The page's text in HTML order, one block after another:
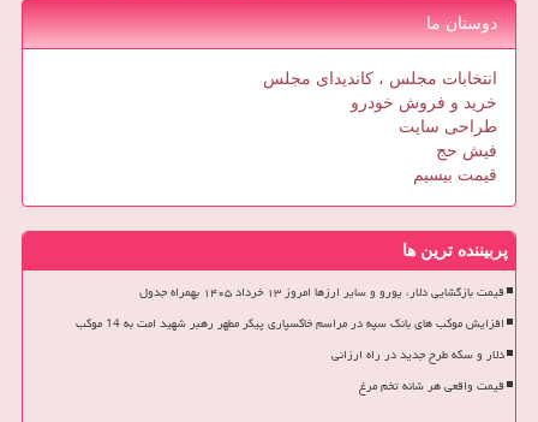
دوستان ما
انتخابات مجلس ، کاندیدای مجلس
خرید و فروش خودرو
طراحی سایت
فیش حج
قیمت بیسیم
پربیننده ترین ها
قیمت بازگشایی دلار، یورو و سایر ارزها امروز ۱۳ خرداد ۱۴۰۵ بهمراه جدول
افزایش موکب های بانک سپه در مراسم خاکسپاری پیکر مطهر رهبر شهید امت به 14 موکب
دلار و سکه طرح جدید در راه ارزانی
قیمت واقعی هر شانه تخم مرغ